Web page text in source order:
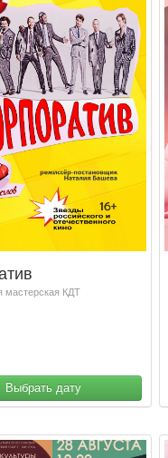
мастерская КДТ
Выбрать дату